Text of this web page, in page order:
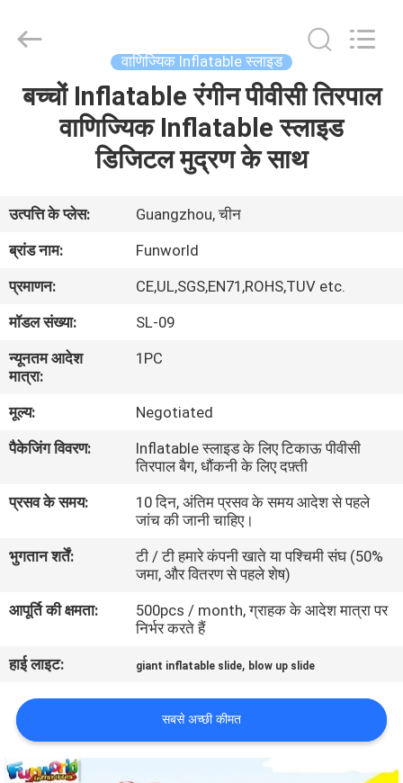
घर
वीडियो
बारे
में
कारखाना
भ्रमण
नियंत्रण
COMPANY
NEWS
साइटमैप
PRIVACY
POLICY
Limited.
वाणिज्यिक Inflatable स्लाइड
बच्चों Inflatable रंगीन पीवीसी तिरपाल
वाणिज्यिक Inflatable स्लाइड
डिजिटल मुद्रण के साथ
उत्पत्ति के प्लेस:
Guangzhou, चीन
ब्रांड नाम:
Funworld
प्रमाणन:
CE,UL,SGS,EN71,ROHS,TUV etc.
मॉडल संख्या:
SL-09
न्यूनतम आदेश
मात्रा:
1PC
मूल्य:
Negotiated
पैकेजिंग विवरण:
Inflatable स्लाइड के लिए टिकाऊ पीवीसी
तिरपाल बैग, धौंकनी के लिए दफ़्ती
प्रसव के समय:
10 दिन, अंतिम प्रसव के समय आदेश से पहले
जांच की जानी चाहिए।
भुगतान शर्तें:
टी / टी हमारे कंपनी खाते या पश्चिमी संघ (50%
जमा, और वितरण से पहले शेष)
आपूर्ति की क्षमता:
500pcs / month, ग्राहक के आदेश मात्रा पर
निर्भर करते हैं
हाई लाइट:
giant inflatable slide, blow up slide
सबसे अच्छी कीमत